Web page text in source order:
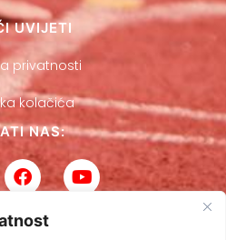
UVIJETI
privatnosti
kolačića
NAS: